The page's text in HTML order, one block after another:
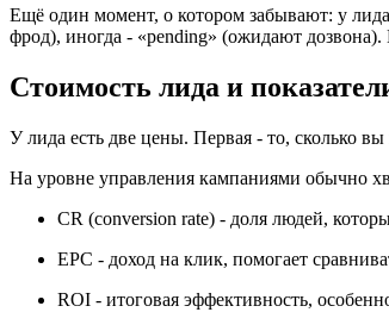
Ещё один момент, о котором забывают: у
фрод), иногда - «pending» (ожидают дозвона).
Стоимость лида и
У лида есть две цены. Первая - то, сколько
На уровне управления кампаниями обычно
CR (conversion rate) - доля людей,
EPC - доход на клик, помогает
ROI - итоговая эффективность,